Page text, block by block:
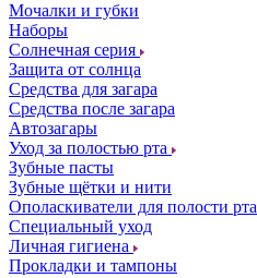
Мочалки и губки
Наборы
Солнечная серия
Защита от солнца
Средства для загара
Средства после загара
Автозагары
Уход за полостью рта
Зубные пасты
Зубные щётки и нити
Ополаскиватели для полости рта
Специальный уход
Личная гигиена
Прокладки и тампоны